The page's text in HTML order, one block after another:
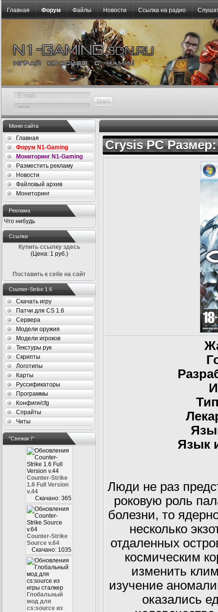
Главная Форум Файлы Новости Ссылка на радио
Меню сайта
Главная
Форум N1-Gaming
Мониторинг N1-Gaming
Разместить рекламу
Новости
Файловый архив
Мониторинг
Реклама
Что нибудь
Ссылки
Купить ссылку здесь
(Цена: 1 руб.)
Поставить к себе на сайт
Counter-Strike 1.6
Скачать игру
Патчи для CS 1.6
Сервера
Модели оружия
Модели игроков
Текстуры рук
Скрипты
Логотипы
Карты
Руссификаторы
Программы
Конфиги/cfg
Спрайты
Читы
"Свежак !"
Counter-Strike
1.6 Full Version
v.44
Скачано: 365
Counter-Strike
Source v.64
Скачано: 1035
Глобальный
мод для
cs:source из
Crysis PC
Язык
Люди не раз
роковую роль
болезни, то
несколько
отдаленных
космическим
изменить
изучение
оказались